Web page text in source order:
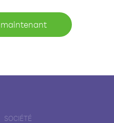
SOCIÉTÉ